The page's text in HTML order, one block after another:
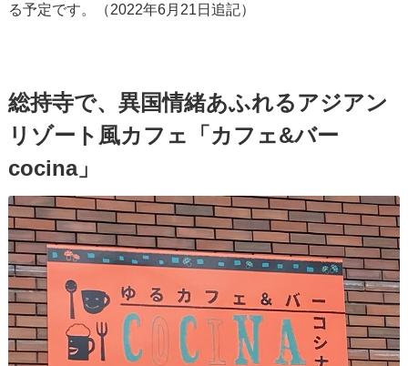
る予定です。（2022年6月21日追記）
総持寺で、異国情緒あふれるアジアン
リゾート風カフェ「カフェ&バー
cocina」